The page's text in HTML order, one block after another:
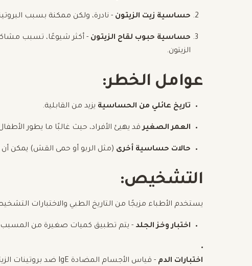
حساسية زيت الزيتون - نادرة، ولكن ممكنة بسبب
حساسية حبوب لقاح الزيتون - أكثر شيوعًا، تسبب
الزيتون.
عوامل الخطر:
تاريخ عائلي من الحساسية يزيد من القابلية.
العمر الصغيرقد يهيئ الأفراد، حيث غالبًا ما يطور
حالات حساسية أخرى (مثل الربو أو حمى القش) يمكن أن
التشخيص:
يستخدم الأطباء مزيجًا من التاريخ الطبي والاختبارات
اختبار وخز الجلد - يتم تطبيق كميات صغيرة من المسبب
اختبارات الدم - قياس الأجسام المضادة IgE ضد بروتينات الزيتون.